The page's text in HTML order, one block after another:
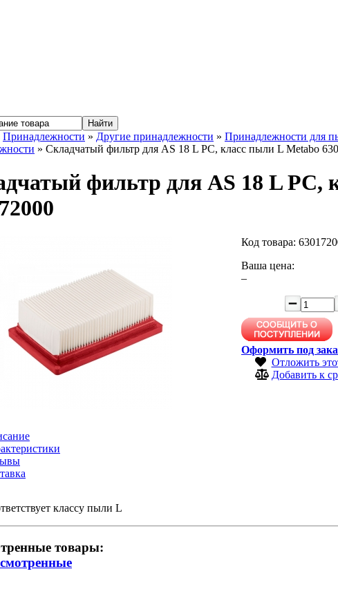
Принадлежности » Другие принадлежности » Принадлежности для
» Складчатый фильтр для AS 18 L PC, класс пыли L Metabo
фильтр для AS 18 L PC,
Код товара:
Ваша цена:
–
Оформить под
Отложить
Добавить к
классу пыли L
товары: